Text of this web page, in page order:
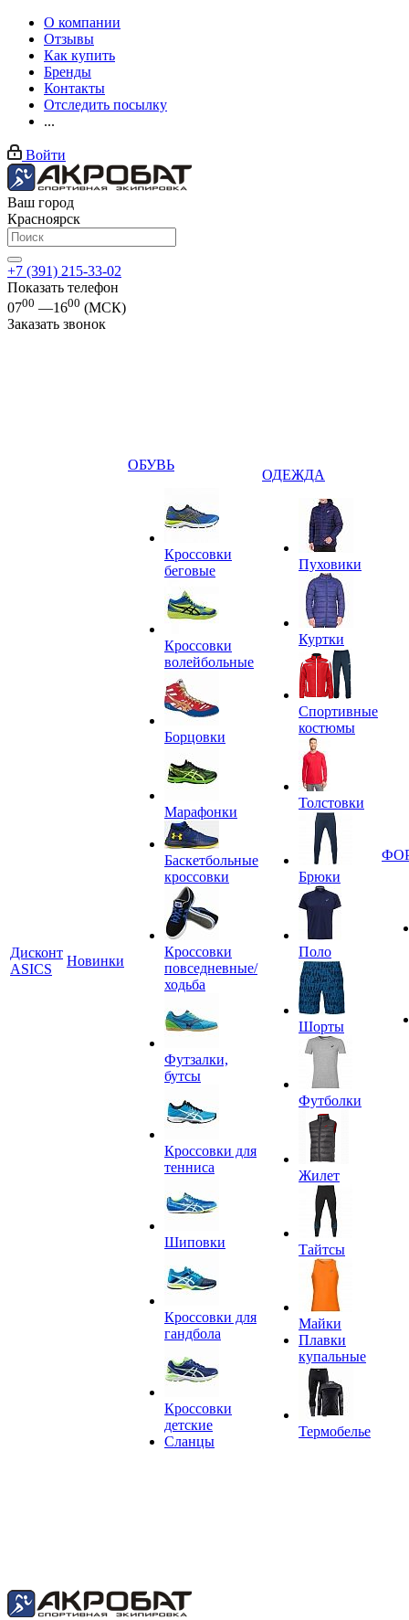
О компании
Отзывы
Как купить
Бренды
Контакты
Отследить посылку
...
Войти
Ваш город
Красноярск
+7 (391) 215-33-02
Показать телефон
0700 —1600 (МСК)
Заказать звонок
Дисконт
ASICS
Новинки
ОБУВЬ
Кроссовки
беговые
Кроссовки
волейбольные
Борцовки
Марафонки
Баскетбольные
кроссовки
Кроссовки
повседневные/
ходьба
Футзалки,
бутсы
Кроссовки для
тенниса
Шиповки
Кроссовки для
гандбола
Кроссовки
детские
Сланцы
ОДЕЖДА
Пуховики
Куртки
Спортивные
костюмы
Толстовки
Брюки
Поло
Шорты
Футболки
Жилет
Тайтсы
Майки
Плавки
купальные
Термобелье